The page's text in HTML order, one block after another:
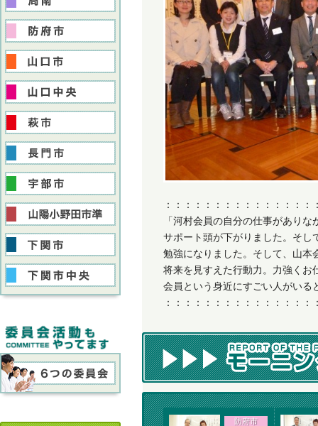
：：：：：：：：：：：：：：
「河村会員の自分の仕事があり
サポート頭が下がりました。そし
勉強になりました。そして、山本
将来を見すえた行動力。力強くお
会員という身近にすごい人がいる
：：：：：：：：：：：：：：
防府市